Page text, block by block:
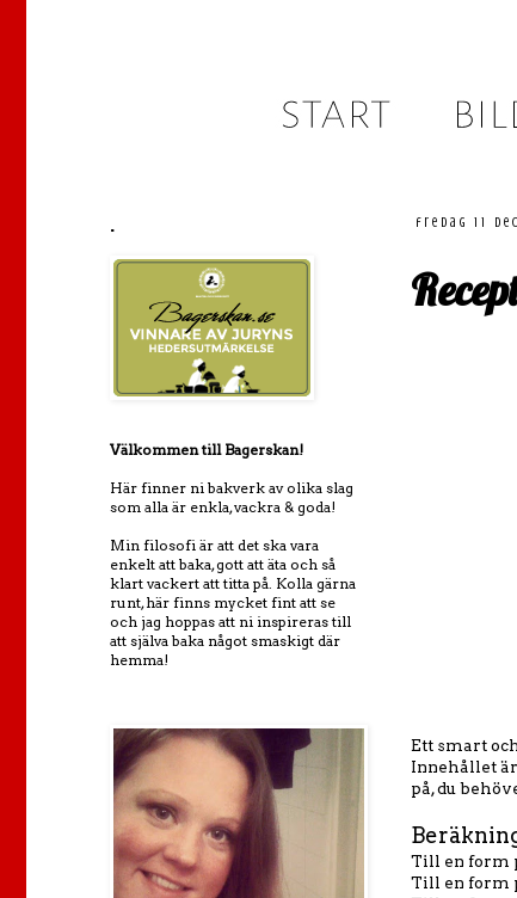
fredag 11
Ett smart
Innehållet
på, du
Till en form
Till en form
.
Välkommen till Bagerskan!
Här finner ni bakverk av olika slag
som alla är enkla, vackra & goda!
Min filosofi är att det ska vara
enkelt att baka, gott att äta och så
klart vackert att titta på. Kolla gärna
runt, här finns mycket fint att se
och jag hoppas att ni inspireras till
att själva baka något smaskigt där
hemma!